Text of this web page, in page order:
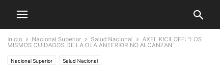
Inicio Nacional Superior Salud Nacional
AXEL KICILOFF: “LOS
MISMOS CUIDADOS DE LA OLA ANTERIOR NO ALCANZAN”
Nacional Superior Salud Nacional